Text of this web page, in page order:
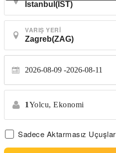
VARIŞ YERI
2026-08-09 2026-08-11
1Yolcu, Ekonomi
Sadece Aktarmasız Uçuşlar